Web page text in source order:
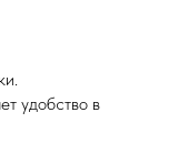
удобство в